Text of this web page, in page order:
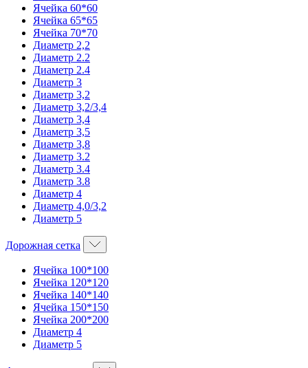
Ячейка 60*60
Ячейка 65*65
Ячейка 70*70
Диаметр 2,2
Диаметр 2.2
Диаметр 2.4
Диаметр 3
Диаметр 3,2
Диаметр 3,2/3,4
Диаметр 3,4
Диаметр 3,5
Диаметр 3,8
Диаметр 3.2
Диаметр 3.4
Диаметр 3.8
Диаметр 4
Диаметр 4,0/3,2
Диаметр 5
Дорожная сетка
Ячейка 100*100
Ячейка 120*120
Ячейка 140*140
Ячейка 150*150
Ячейка 200*200
Диаметр 4
Диаметр 5